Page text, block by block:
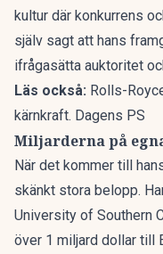
kultur där konkurrens
själv sagt att hans
ifrågasätta auktoritet
Läs också: Rolls-
kärnkraft. Dagens PS
Miljarderna på
När det kommer till
skänkt stora belopp.
University of Southern
över 1 miljard dollar till